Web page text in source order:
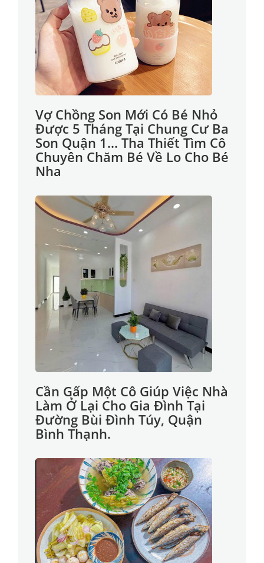
Vợ Chồng Son Mới Có Bé Nhỏ
Được 5 Tháng Tại Chung Cư Ba
Son Quận 1... Tha Thiết Tìm Cô
Chuyên Chăm Bé Về Lo Cho Bé
Nha
Cần Gấp Một Cô Giúp Việc Nhà
Làm Ở Lại Cho Gia Đình Tại
Đường Bùi Đình Túy, Quận
Bình Thạnh.